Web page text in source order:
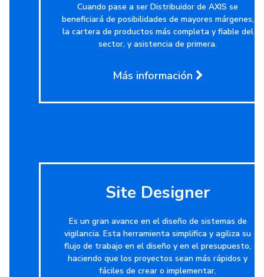
Cuando pase a ser Distribuidor de AXIS se
beneficiará de posibilidades de mayores márgenes,
la cartera de productos más completa y fiable del
sector, y asistencia de primera.
Más información
Site Designer
Es un gran avance en el diseño de sistemas de
vigilancia. Esta herramienta simplifica y agiliza su
flujo de trabajo en el diseño y en el presupuesto,
haciendo que los proyectos sean más rápidos y
fáciles de crear o implementar.